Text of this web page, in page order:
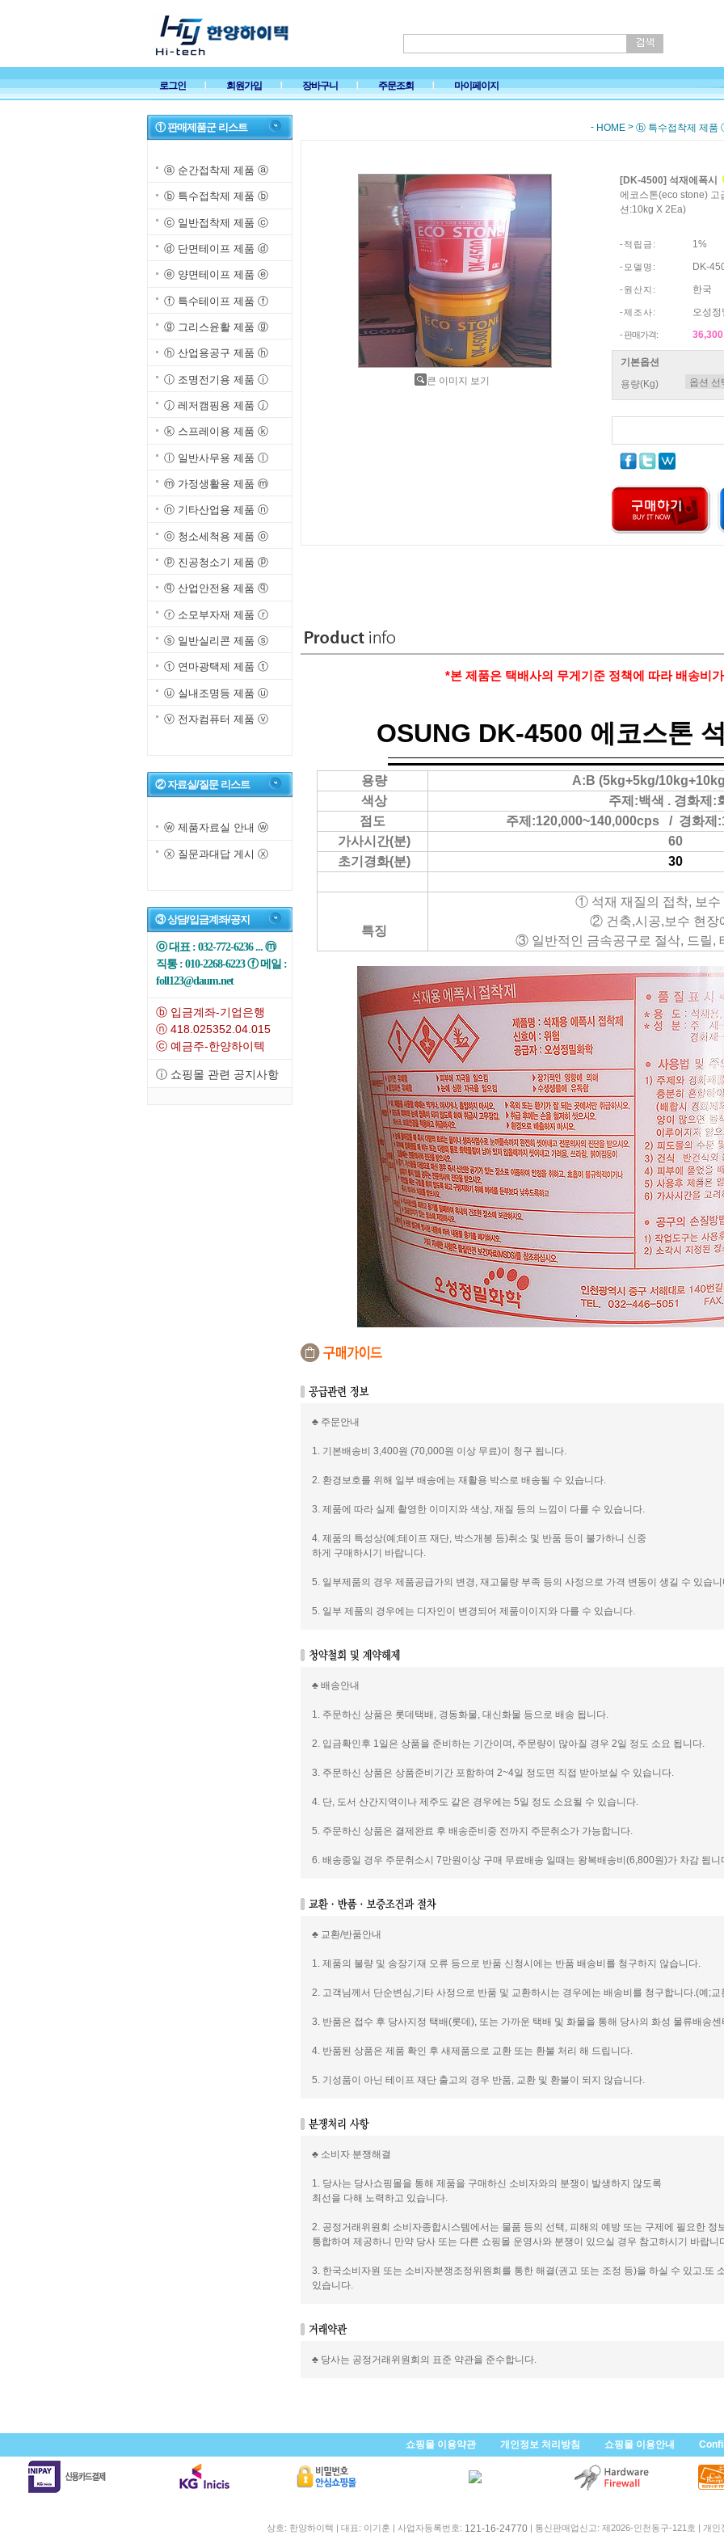
로그인 회원가입 장바구니 주문조회 마이페이지
① 판매제품군 리스트
ⓐ 순간접착제 제품 ⓐ
ⓑ 특수접착제 제품 ⓑ
ⓒ 일반접착제 제품 ⓒ
ⓓ 단면테이프 제품 ⓓ
ⓔ 양면테이프 제품 ⓔ
ⓕ 특수테이프 제품 ⓕ
ⓖ 그리스윤활 제품 ⓖ
ⓗ 산업용공구 제품 ⓗ
ⓘ 조명전기용 제품 ⓘ
ⓙ 레저캠핑용 제품 ⓙ
ⓚ 스프레이용 제품 ⓚ
ⓛ 일반사무용 제품 ⓛ
ⓜ 가정생활용 제품 ⓜ
ⓝ 기타산업용 제품 ⓝ
ⓞ 청소세척용 제품 ⓞ
ⓟ 진공청소기 제품 ⓟ
ⓠ 산업안전용 제품 ⓠ
ⓡ 소모부자재 제품 ⓡ
ⓢ 일반실리콘 제품 ⓢ
ⓣ 연마광택제 제품 ⓣ
ⓤ 실내조명등 제품 ⓤ
ⓥ 전자컴퓨터 제품 ⓥ
② 자료실/질문 리스트
ⓦ 제품자료실 안내 ⓦ
ⓧ 질문과대답 게시 ⓧ
③ 상담/입금계좌/공지
ⓞ 대표 : 032-772-6236 ... ⓜ
직통 : 010-2268-6223 ⓕ 메일 :
foll123@daum.net
ⓑ 입금계좌-기업은행
ⓝ 418.025352.04.015
ⓒ 예금주-한양하이텍
ⓘ 쇼핑몰 관련 공지사항
- HOME > ⓑ 특수접착제 제품
큰 이미지 보기
[DK-4500] 석재에폭시
에코스톤(eco stone) 고
션:10kg X 2Ea)
- 적 립 금 : 1%
- 모 델 명 : DK-
- 원 산 지 : 한국
- 제 조 사 : 오성
- 판매가격:
기본옵션
용량(Kg)
*본 제품은 택배사의 무게기준 정책에 따라 배송비
OSUNG DK-4500 에코스톤
용량
A:B (5kg+5kg/
색상
주제:백색 . 경화제:
점도
주제:120,000~140,000cps / 경화제
가사시간(분)
60
초기경화(분)
30
특징
① 석재 재질의 접착, 보수
② 건축,시공,보수 현장
③ 일반적인 금속공구로 절삭, 드릴,
♣ 주문안내
1. 기본배송비 3,400원 (70,000원 이상 무료)이 청구 됩니다.
2. 환경보호를 위해 일부 배송에는 재활용 박스로 배송될 수 있습니다.
3. 제품에 따라 실제 촬영한 이미지와 색상, 재질 등의 느낌이 다를 수 있습니다.
4. 제품의 특성상(예;테이프 재단, 박스개봉 등)취소 및 반품 등이 불가하니 신중
하게 구매하시기 바랍니다.
5. 일부제품의 경우 제품공급가의 변경, 재고물량 부족 등의 사정으로 가격 변동이 생길 수 있습니
5. 일부 제품의 경우에는 디자인이 변경되어 제품이이지와 다를 수 있습니다.
♣ 배송안내
1. 주문하신 상품은 롯데택배, 경동화물, 대신화물 등으로 배송 됩니다.
2. 입금확인후 1일은 상품을 준비하는 기간이며, 주문량이 많아질 경우 2일 정도 소요 됩니다.
3. 주문하신 상품은 상품준비기간 포함하여 2~4일 정도면 직접 받아보실 수 있습니다.
4. 단, 도서 산간지역이나 제주도 같은 경우에는 5일 정도 소요될 수 있습니다.
5. 주문하신 상품은 결제완료 후 배송준비중 전까지 주문취소가 가능합니다.
6. 배송중일 경우 주문취소시 7만원이상 구매 무료배송 일때는 왕복배송비(6,800원)가 차감 됩니
♣ 교환/반품안내
1. 제품의 불량 및 송장기재 오류 등으로 반품 신청시에는 반품 배송비를 청구하지 않습니다.
2. 고객님께서 단순변심,기타 사정으로 반품 및 교환하시는 경우에는 배송비를 청구합니다.(예;
3. 반품은 접수 후 당사지정 택배(롯데), 또는 가까운 택배 및 화물을 통해 당사의 화성 물류배송
4. 반품된 상품은 제품 확인 후 새제품으로 교환 또는 환불 처리 해 드립니다.
5. 기성품이 아닌 테이프 재단 출고의 경우 반품, 교환 및 환불이 되지 않습니다.
♣ 소비자 분쟁해결
1. 당사는 당사쇼핑몰을 통해 제품을 구매하신 소비자와의 분쟁이 발생하지 않도록
최선을 다해 노력하고 있습니다.
2. 공정거래위원회 소비자종합시스템에서는 물품 등의 선택, 피해의 예방 또는 구제에 필요한 정
통합하여 제공하니 만약 당사 또는 다른 쇼핑몰 운영사와 분쟁이 있으실 경우 참고하시기 바랍니
3. 한국소비자원 또는 소비자분쟁조정위원회를 통한 해결(권고 또는 조정 등)을 하실 수 있고.또
있습니다.
♣ 당사는 공정거래위원회의 표준 약관을 준수합니다.
쇼핑몰 이용약관 개인정보 처리방침 쇼핑몰 이용안내
상호: 한양하이텍 | 대표: 이기훈 | 사업자등록번호: 121-16-24770 | 통신판매업신고: 제2026-인천동구-121호 | 개